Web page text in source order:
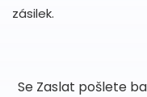
zásilek.
Se Zaslat pošlete